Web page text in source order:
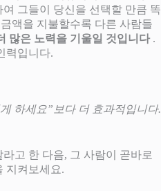
그들이 당신을 선택할 만큼 똑
액을 지불할수록 다른 사람들
많은 노력을 기울일 것입니다 .
력입니다.
하세요”보다 더 효과적입니다.
고 한 다음, 그 사람이 곧바로
지켜보세요.